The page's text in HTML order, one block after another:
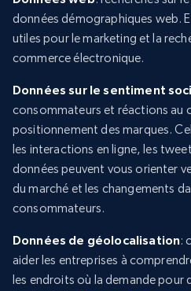
données démographiques web.
utiles pour le marketing et la
commerce électronique.
Données sur le sentiment
consommateurs et réactions au
positionnement des marques.
les interactions en ligne, les
données peuvent vous orienter
du marché et les changements
consommateurs.
Données de géolocalisation:
aider les entreprises à
les endroits où la demande pour